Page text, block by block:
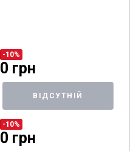
-10%
0 грн
ВІДСУТНІЙ
-10%
0 грн